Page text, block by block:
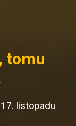
tomu
listopadu